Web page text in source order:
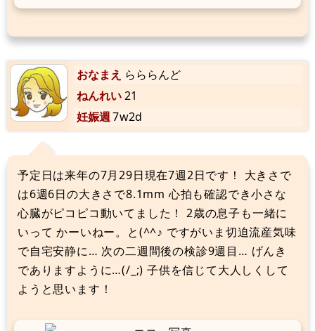
おなまえ らららんど
ねんれい21
妊娠週7w2d
予定日は来年の7月29日現在7週2日です！ 大きさで
は6週6日の大きさで8.1mm 心拍も確認でき小さな
心臓がピコピコ動いてました！ 2歳の息子も一緒に
いって かーいねー。と(^^♪ ですがいま切迫流産気味
で自宅安静に… 次の二週間後の検診9週目… げんき
でありますように…(/_;) 子供を信じて大人しくして
ようと思います！